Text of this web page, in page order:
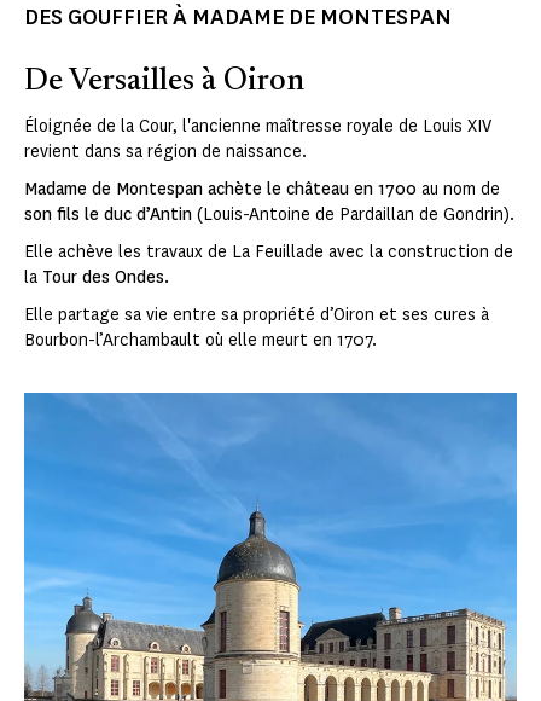
DES GOUFFIER À MADAME DE MONTESPAN
De Versailles à Oiron
Éloignée de la Cour, l'ancienne maîtresse royale de Louis XIV
revient dans sa région de naissance.
Madame de Montespan achète le château en 1700 au nom de
son fils le duc d’Antin (Louis-Antoine de Pardaillan de Gondrin).
Elle achève les travaux de La Feuillade avec la construction de
la Tour des Ondes.
Elle partage sa vie entre sa propriété d’Oiron et ses cures à
Bourbon-l’Archambault où elle meurt en 1707.